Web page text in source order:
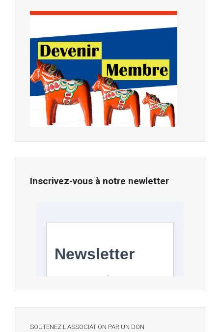
Inscrivez-vous à notre newletter
SOUTENEZ L'ASSOCIATION PAR UN DON